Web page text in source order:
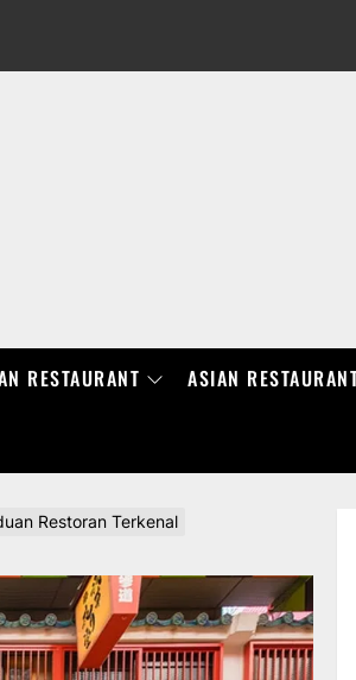
RESTAURANT ASIAN
Restoran Terkenal